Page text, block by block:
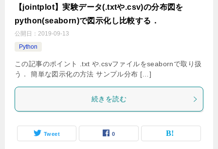
【jointplot】実験データ(.txtや.csv)の分布図を
python(seaborn)で図示化し比較する．
公開日： 2019-09-13
Python
この記事のポイント .txt や.csvファイルをseabornで取り扱
う． 簡単な図示化の方法 サンプル分布 […]
続きを読む
Tweet 0